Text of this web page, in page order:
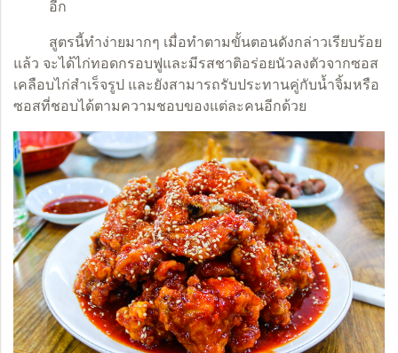
อีก
สูตรนี้ทำง่ายมากๆ เมื่อทำตามขั้นตอนดังกล่าวเรียบร้อย
แล้ว จะได้ไก่ทอดกรอบฟูและมีรสชาติอร่อยนัวลงตัวจากซอส
เคลือบไก่สำเร็จรูป และยังสามารถรับประทานคู่กับน้ำจิ้มหรือ
ซอสที่ชอบได้ตามความชอบของแต่ละคนอีกด้วย